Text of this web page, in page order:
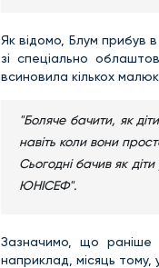
Як відомо, Блум прибув
зі спеціально
всиновила кількох
"Боляче бачити, як
навіть коли вони
Сьогодні бачив як
ЮНІСЕФ".
Зазначимо, що раніше
наприклад, місяць тому,